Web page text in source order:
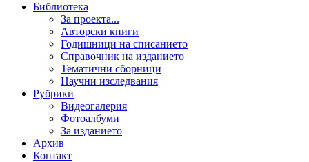
Библиотека
За проекта...
Авторски книги
Годишници на списанието
Справочник на изданието
Тематични сборници
Научни изследвания
Рубрики
Видеогалерия
Фотоалбуми
За изданието
Архив
Контакт